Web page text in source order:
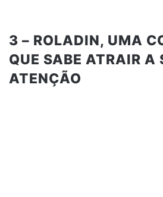
3 – ROLADIN, UMA
QUE SABE ATRAIR A
ATENÇÃO